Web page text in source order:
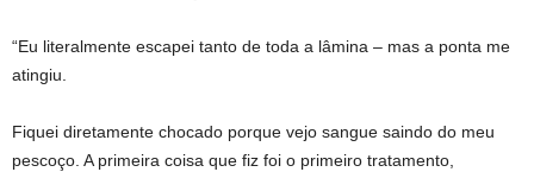
“Eu literalmente escapei tanto de toda a lâmina – mas a ponta me
atingiu.
Fiquei diretamente chocado porque vejo sangue saindo do meu
pescoço. A primeira coisa que fiz foi o primeiro tratamento,